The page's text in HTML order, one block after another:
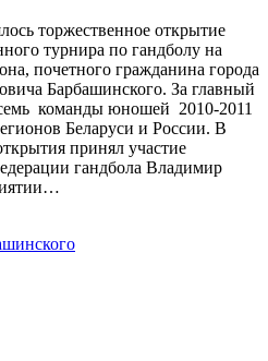
торжественное открытие
турнира по гандболу на
почетного гражданина города
Барбашинского. За главный
команды юношей 2010-2011
Беларуси и России. В
принял участие
гандбола Владимир